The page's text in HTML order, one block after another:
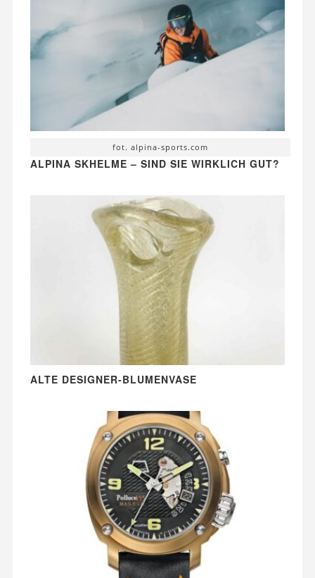
fot. alpina-sports.com
ALPINA SKHELME – SIND SIE WIRKLICH GUT?
ALTE DESIGNER-BLUMENVASE